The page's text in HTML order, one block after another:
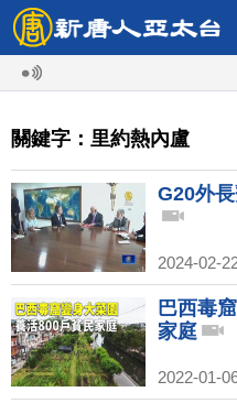
關鍵字：里約熱內盧
G20外
2024-02-
巴西毒
家庭
2022-01-